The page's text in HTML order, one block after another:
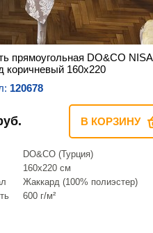
прямоугольная DO&CO NISA
коричневый 160х220
120678
В КОРЗИНУ
DO&CO (Турция)
160х220 см
Жаккард (100% полиэстер)
600 г/м²